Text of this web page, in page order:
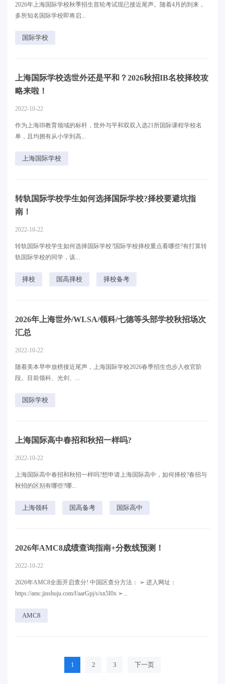
2026年上海国际学校秋季招生首轮考试现已接近尾声。随着4月的到来，
多所知名国际学校即将启...
国际学校
上海国际学校选世外还是平和？2026秋招IB名校择校攻
略来啦！
2022-10-22
作为上海IB教育领域的标杆，世外与平和双双入选21所国际课程学校名
单，且均拥有从小学到高...
上海国际学校
转轨国际学校学生如何选择国际学校?择校要避坑指
南！
2022-10-22
转轨国际学校学生如何选择国际学校?国际学校择校重点看哪些?有打算转
轨国际学校的同学，该...
择校 国高择校 择校备考
2026年上海世外/WLSA/领科/七德等头部学校秋招场次
汇总
2022-10-22
随着美本早申放榜接近尾声，上海国际学校2026春季招生也步入收官阶
段。目前领科、光剑、...
国际学校
上海国际高中春招和秋招一样吗?
2022-10-22
上海国际高中春招和秋招一样吗?想申请上海国际高中，如何择校?春招与
秋招的区别有哪些?哪...
上海领科 国高备考 国际高中
2026年AMC8成绩查询指南+分数线预测！
2022-10-22
2026年AMC8全面开启查分! 中国区查分方法： ➢ 进入网址：
https://amc.jinshuju.com/f/aarGpj/s/xn5I0x ➢...
AMC8
1 2 3 下一页